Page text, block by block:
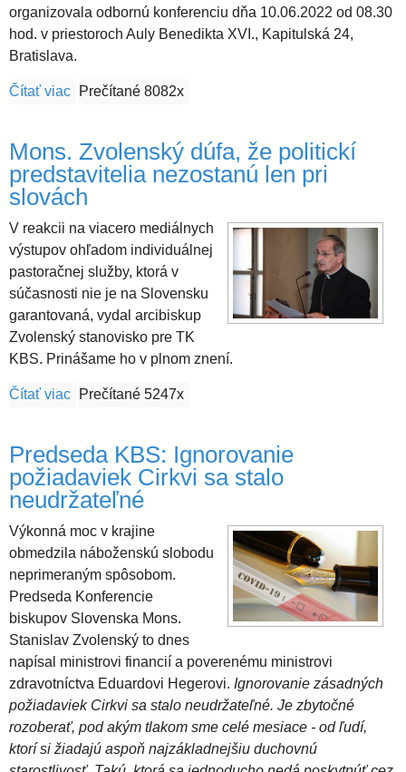
organizovala odbornú konferenciu dňa 10.06.2022 od 08.30
hod. v priestoroch Auly Benedikta XVI., Kapitulská 24,
Bratislava.
Čítať viac o Tlačová správa k organizácii odbornej
Prečítané 8082x
Mons. Zvolenský dúfa, že politickí
predstavitelia nezostanú len pri
slovách
V reakcii na viacero mediálnych
výstupov ohľadom individuálnej
pastoračnej služby, ktorá v
súčasnosti nie je na Slovensku
garantovaná, vydal arcibiskup
Zvolenský stanovisko pre TK
KBS. Prinášame ho v plnom znení.
Čítať viac o Mons. Zvolenský dúfa, že politickí predstavitelia
Prečítané 5247x
Predseda KBS: Ignorovanie
požiadaviek Cirkvi sa stalo
neudržateľné
Výkonná moc v krajine
obmedzila náboženskú slobodu
neprimeraným spôsobom.
Predseda Konferencie
biskupov Slovenska Mons.
Stanislav Zvolenský to dnes
napísal ministrovi financií a poverenému ministrovi
zdravotníctva Eduardovi Hegerovi. Ignorovanie zásadných
požiadaviek Cirkvi sa stalo neudržateľné. Je zbytočné
rozoberať, pod akým tlakom sme celé mesiace - od ľudí,
ktorí si žiadajú aspoň najzákladnejšiu duchovnú